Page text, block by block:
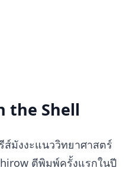
the Shell
ส์มังงะแนววิทยาศาสตร์
ตีพิมพ์ครั้งแรกในปี